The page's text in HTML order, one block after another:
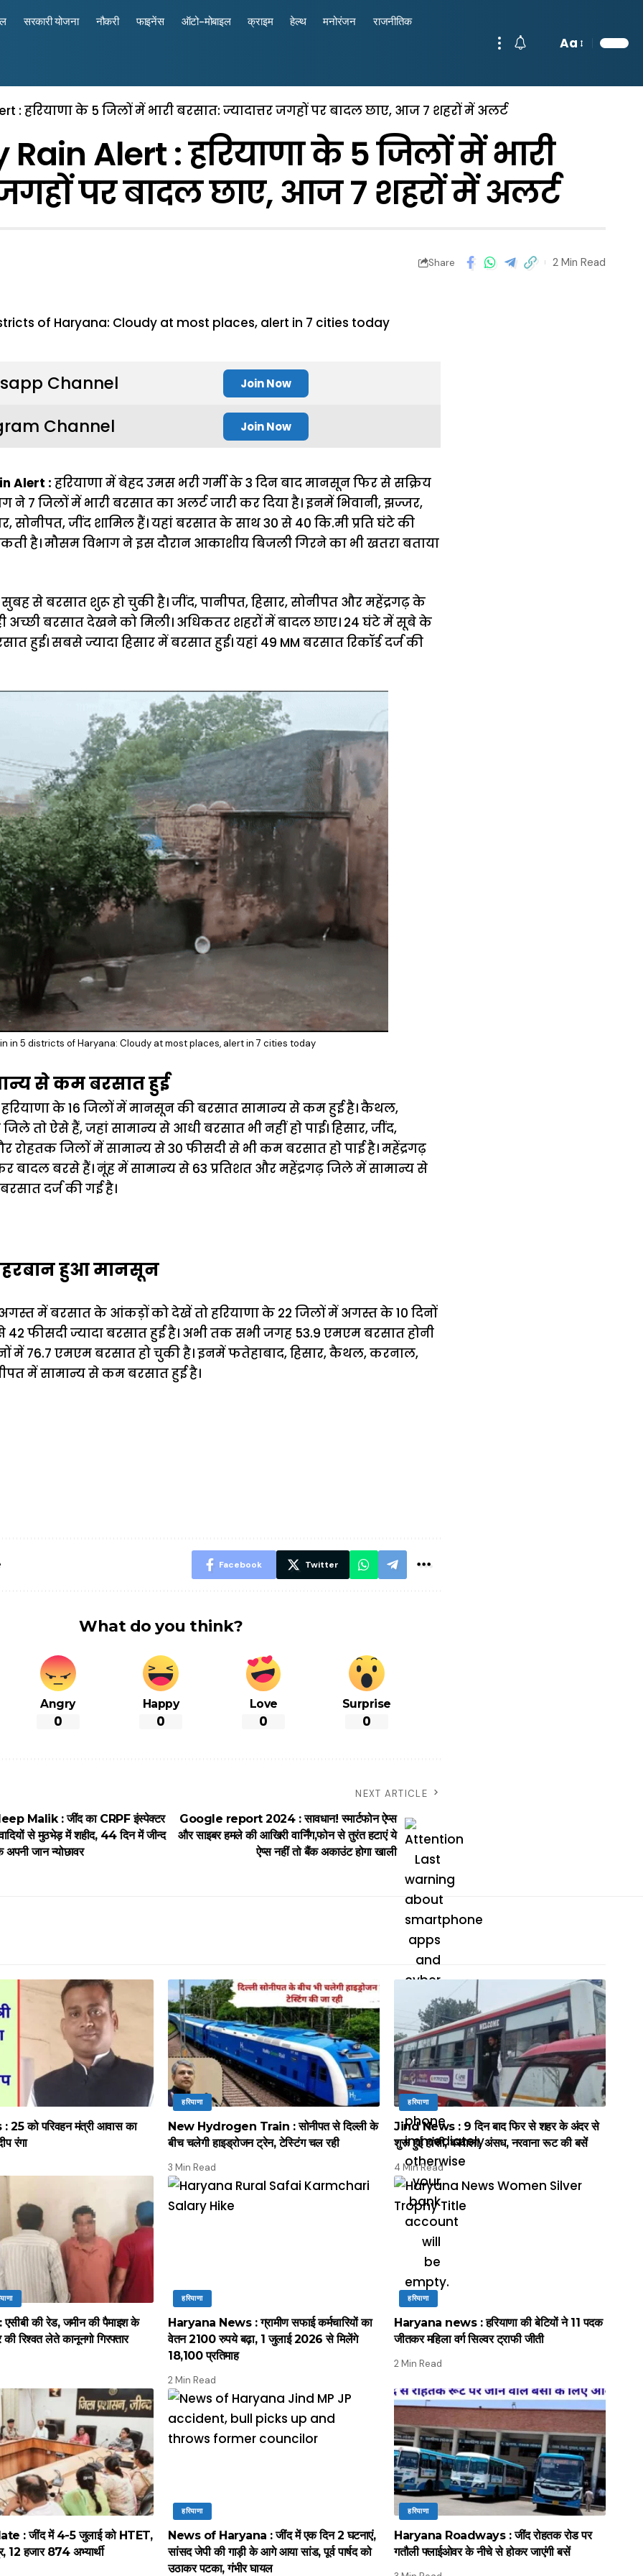
सरकारी योजना नौकरी फाइनेंस ऑटो-मोबाइल क्राइम हेल्थ मनोरंजन राजनीतिक
Aa
: हरियाणा के 5 जिलों में भारी बरसात: ज्यादात्तर जगहों पर बादल छाए, आज 7 शहरों में अलर्ट
Alert : हरियाणा के 5 जिलों में भारी
जगहों पर बादल छाए, आज 7 शहरों में अलर्ट
Share 2 Min Read
Channel Join Now
Channel Join Now
Alert : हरियाणा में बेहद उमस भरी गर्मी के 3 दिन बाद मानसून फिर से सक्रिय
ने 7 जिलों में भारी बरसात का अलर्ट जारी कर दिया है। इनमें भिवानी, झज्जर,
सोनीपत, जींद शामिल हैं। यहां बरसात के साथ 30 से 40 कि.मी प्रति घंटे की
है। मौसम विभाग ने इस दौरान आकाशीय बिजली गिरने का भी खतरा बताया
से बरसात शुरू हो चुकी है। जींद, पानीपत, हिसार, सोनीपत और महेंद्रगढ़ के
बरसात देखने को मिली। अधिकतर शहरों में बादल छाए। 24 घंटे में सूबे के
हुई। सबसे ज्यादा हिसार में बरसात हुई। यहां 49 MM बरसात रिकॉर्ड दर्ज की
in 5 districts of Haryana: Cloudy at most places, alert in 7 cities today
से कम बरसात हुई
हरियाणा के 16 जिलों में मानसून की बरसात सामान्य से कम हुई है। कैथल,
ताे ऐसे हैं, जहां सामान्य से आधी बरसात भी नहीं हाे पाई। हिसार, जींद,
जिलाें में सामान्य से 30 फीसदी से भी कम बरसात हाे पाई है। महेंद्रगढ़
बरसे हैं। नूंह में सामान्य से 63 प्रतिशत और महेंद्रगढ़ जिले में सामान्य से
दर्ज की गई है।
हुआ मानसून
अगस्त में बरसात के आंकड़ों को देखें तो हरियाणा के 22 जिलों में अगस्त के 10 दिनों
फीसदी ज्यादा बरसात हुई है। अभी तक सभी जगह 53.9 एमएम बरसात होनी
में 76.7 एमएम बरसात हो चुकी है। इनमें फतेहाबाद, हिसार, कैथल, करनाल,
में सामान्य से कम बरसात हुई है।
निगरानी
Facebook Twitter
What do you think?
Angry
0
Happy
0
Love
0
Surprise
0
Malik : जींद का CRPF इंस्पेक्टर
से मुठभेड़ में शहीद, 44 दिन में जीन्द
जान न्योछावर
NEXT ARTICLE
Google report 2024 : सावधान! स्मार्टफोन ऐप्स
और साइबर हमले की आखिरी वार्निंग,फोन से तुरंत हटाएं ये
ऐप्स नहीं तो बैंक अकाउंट होगा खाली
को परिवहन मंत्री आवास का
रंगा
हरियाणा
New Hydrogen Train : सोनीपत से दिल्ली के
बीच चलेगी हाइड्रोजन ट्रेन, टेस्टिंग चल रही
3 Min Read
हरियाणा
Jind News : 9 दिन बाद फिर से शहर के अंदर से
शुरू हुई हांसी, बरवाला, अंसध, नरवाना रूट की बसें
4 Min Read
की रेड, जमीन की पैमाइश के
रिश्वत लेते कानूनगो गिरफ्तार
हरियाणा
Haryana News : ग्रामीण सफाई कर्मचारियों का
वेतन 2100 रुपये बढ़ा, 1 जुलाई 2026 से मिलेंगे
18,100 प्रतिमाह
2 Min Read
हरियाणा
Haryana news : हरियाणा की बेटियों ने 11 पदक
जीतकर महिला वर्ग सिल्वर ट्राफी जीती
2 Min Read
: जींद में 4-5 जुलाई को HTET,
12 हजार 874 अभ्यार्थी
हरियाणा
News of Haryana : जींद में एक दिन 2 घटनाएं,
सांसद जेपी की गाड़ी के आगे आया सांड, पूर्व पार्षद को
उठाकर पटका, गंभीर घायल
हरियाणा
Haryana Roadways : जींद रोहतक रोड पर
गतौली फ्लाईओवर के नीचे से होकर जाएंगी बसें